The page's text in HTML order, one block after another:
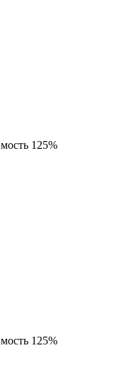
125%
125%